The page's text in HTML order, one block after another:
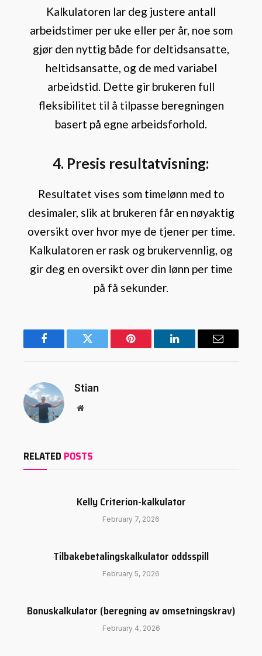
Kalkulatoren lar deg justere antall
arbeidstimer per uke eller per år, noe som
gjør den nyttig både for deltidsansatte,
heltidsansatte, og de med variabel
arbeidstid. Dette gir brukeren full
fleksibilitet til å tilpasse beregningen
basert på egne arbeidsforhold.
4. Presis resultatvisning:
Resultatet vises som timelønn med to
desimaler, slik at brukeren får en nøyaktig
oversikt over hvor mye de tjener per time.
Kalkulatoren er rask og brukervennlig, og
gir deg en oversikt over din lønn per time
på få sekunder.
Facebook Twitter Pinterest LinkedIn Email
Stian
Website
RELATED POSTS
Kelly Criterion-kalkulator
February 7, 2026
Tilbakebetalingskalkulator oddsspill
February 5, 2026
Bonuskalkulator (beregning av omsetningskrav)
February 4, 2026